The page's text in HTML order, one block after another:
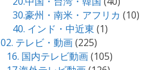
30.豪州・南米・アフリカ (10)
40. インド・中近東 (1)
02. テレビ・動画(225)
16. 国内テレビ動画(105)